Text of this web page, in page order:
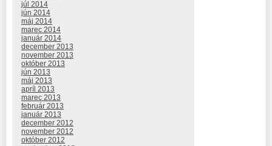
júl 2014
jún 2014
máj 2014
marec 2014
január 2014
december 2013
november 2013
október 2013
jún 2013
máj 2013
apríl 2013
marec 2013
február 2013
január 2013
december 2012
november 2012
október 2012